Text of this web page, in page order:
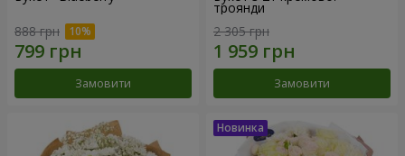
888 грн
Замовити
троянди
2 305 грн
Замовити